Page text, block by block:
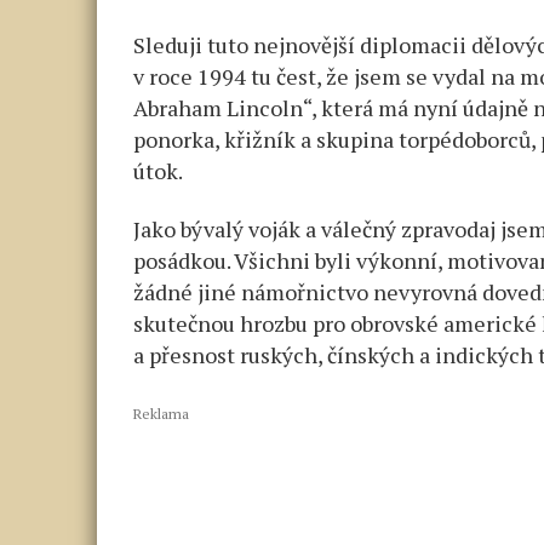
Sleduji tuto nejnovější diplomacii
v roce 1994 tu čest, že jsem se vydal na
Abraham Lincoln“, která má nyní
ponorka, křižník a skupina
útok.
Jako bývalý voják a válečný zpravodaj
posádkou. Všichni byli výkonní,
žádné jiné námořnictvo nevyrovná
skutečnou hrozbu pro obrovské
a přesnost ruských, čínských a
Reklama